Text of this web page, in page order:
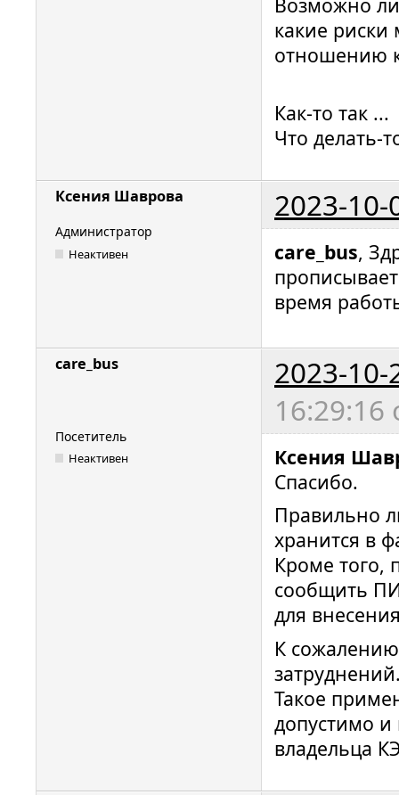
какие риски
отношению
Как-то так ...
Что делать-
Ксения Шаврова 2023-10-
Администратор
Неактивен care_bus,
время
care_bus
2023-10-
16:29:16
Посетитель
Неактивен
Ксения
Спасибо.
Правильно
хранится в
Кроме того,
сообщить
для
К
Такое
допустимо и
владельца